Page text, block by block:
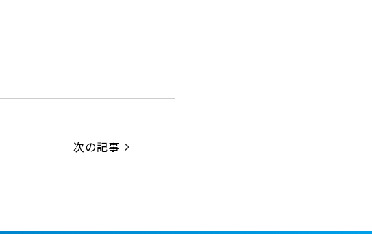
次の記事